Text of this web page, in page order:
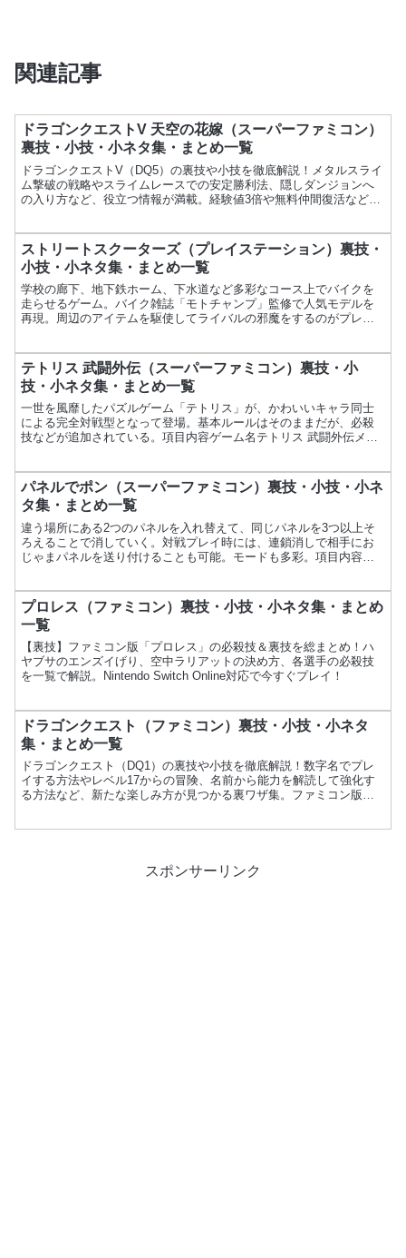
関連記事
ドラゴンクエストV 天空の花嫁（スーパーファミコン）
裏技・小技・小ネタ集・まとめ一覧
ドラゴンクエストV（DQ5）の裏技や小技を徹底解説！メタルスライ
ム撃破の戦略やスライムレースでの安定勝利法、隠しダンジョンへ
の入り方など、役立つ情報が満載。経験値3倍や無料仲間復活など、
ストリートスクーターズ（プレイステーション）裏技・
小技・小ネタ集・まとめ一覧
学校の廊下、地下鉄ホーム、下水道など多彩なコース上でバイクを
走らせるゲーム。バイク雑誌「モトチャンプ」監修で人気モデルを
再現。周辺のアイテムを駆使してライバルの邪魔をするのがプレイ
テトリス 武闘外伝（スーパーファミコン）裏技・小
技・小ネタ集・まとめ一覧
一世を風靡したパズルゲーム「テトリス」が、かわいいキャラ同士
による完全対戦型となって登場。基本ルールはそのままだが、必殺
技などが追加されている。項目内容ゲーム名テトリス 武闘外伝メー
パネルでポン（スーパーファミコン）裏技・小技・小ネ
タ集・まとめ一覧
違う場所にある2つのパネルを入れ替えて、同じパネルを3つ以上そ
ろえることで消していく。対戦プレイ時には、連鎖消しで相手にお
じゃまパネルを送り付けることも可能。モードも多彩。項目内容ゲ
プロレス（ファミコン）裏技・小技・小ネタ集・まとめ
一覧
【裏技】ファミコン版「プロレス」の必殺技＆裏技を総まとめ！ハ
ヤブサのエンズイげり、空中ラリアットの決め方、各選手の必殺技
を一覧で解説。Nintendo Switch Online対応で今すぐプレイ！
ドラゴンクエスト（ファミコン）裏技・小技・小ネタ
集・まとめ一覧
ドラゴンクエスト（DQ1）の裏技や小技を徹底解説！数字名でプレ
イする方法やレベル17からの冒険、名前から能力を解読して強化す
る方法など、新たな楽しみ方が見つかる裏ワザ集。ファミコン版
スポンサーリンク